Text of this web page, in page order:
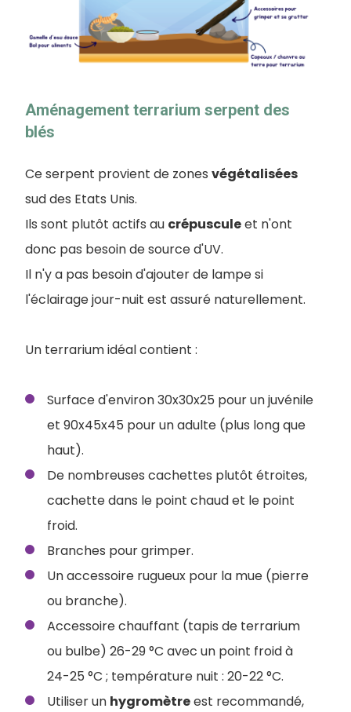
Aménagement terrarium serpent des
blés
Ce serpent provient de zones végétalisées
sud des Etats Unis.
Ils sont plutôt actifs au crépusculeet n'ont
donc pas besoin de source d'UV.
Il n'y a pas besoin d'ajouter de lampe si
l'éclairage jour-nuit est assuré naturellement.
Un terrarium idéal contient :
Surface d'environ 30x30x25 pour un juvénile
et 90x45x45 pour un adulte (plus long que
haut).
De nombreuses cachettes plutôt étroites,
cachette dans le point chaud et le point
froid.
Branches pour grimper.
Un accessoire rugueux pour la mue (pierre
ou branche).
Accessoire chauffant (tapis de terrarium
ou bulbe) 26-29 °C avec un point froid à
24-25 °C ; température nuit : 20-22 °C.
Utiliser un hygromètreest recommandé,